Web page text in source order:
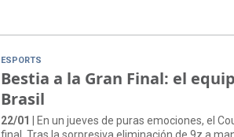
ESPORTS
Bestia a la Gran Final: el
Brasil
22/01
| En un jueves de puras emociones, el